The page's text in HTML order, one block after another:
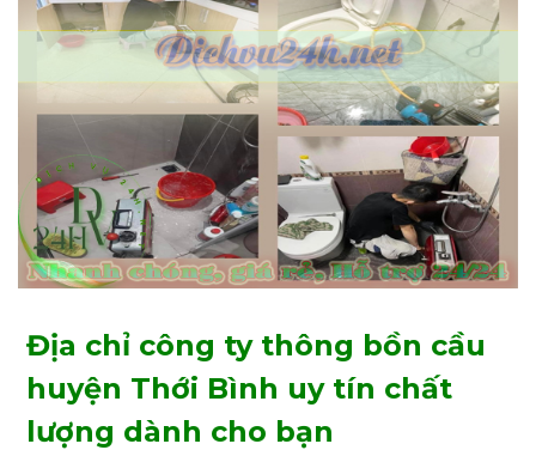
Địa chỉ công ty thông bồn cầu
huyện Thới Bình uy tín chất
lượng dành cho bạn